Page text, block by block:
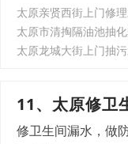
太原亲贤西街上门修
太原市清掏隔油池抽
太原龙城大街上门抽
11、太原修卫
修卫生间漏水，做